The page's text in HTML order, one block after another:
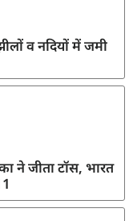
व नदियों में जमी
ने जीता टॉस, भारत